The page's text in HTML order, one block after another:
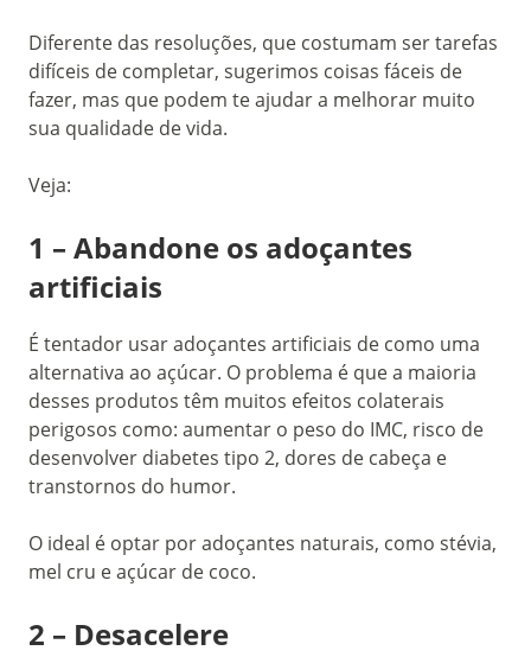
Diferente das resoluções, que costumam ser tarefas
difíceis de completar, sugerimos coisas fáceis de
fazer, mas que podem te ajudar a melhorar muito
sua qualidade de vida.
Veja:
1 – Abandone os adoçantes
artificiais
É tentador usar adoçantes artificiais de como uma
alternativa ao açúcar. O problema é que a maioria
desses produtos têm muitos efeitos colaterais
perigosos como: aumentar o peso do IMC, risco de
desenvolver diabetes tipo 2, dores de cabeça e
transtornos do humor.
O ideal é optar por adoçantes naturais, como stévia,
mel cru e açúcar de coco.
2 – Desacelere